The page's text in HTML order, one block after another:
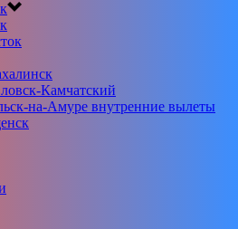
Камчатский
на-Амуре внутренние вылеты